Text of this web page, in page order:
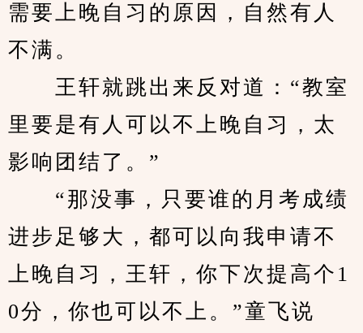
需要上晚自习的原因，自然有人
不满。
王轩就跳出来反对道：“教室
里要是有人可以不上晚自习，太
影响团结了。”
“那没事，只要谁的月考成绩
进步足够大，都可以向我申请不
上晚自习，王轩，你下次提高个1
0分，你也可以不上。”童飞说